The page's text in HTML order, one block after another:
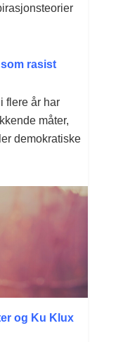
rasist
flere år har
måter,
demokratiske
og Ku Klux